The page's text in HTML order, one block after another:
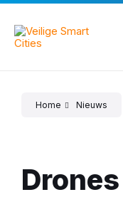
Skip
content
Skip
main
navigation
Skip
footer
Home Nieuws
Drones